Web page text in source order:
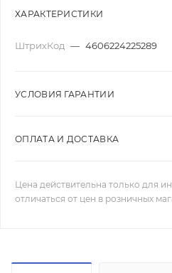
ХАРАКТЕРИСТИКИ
ШтрихКод — 4606224225289
УСЛОВИЯ ГАРАНТИИ
ОПЛАТА И ДОСТАВКА
Цена действительна только для
отличаться от цен в розничных